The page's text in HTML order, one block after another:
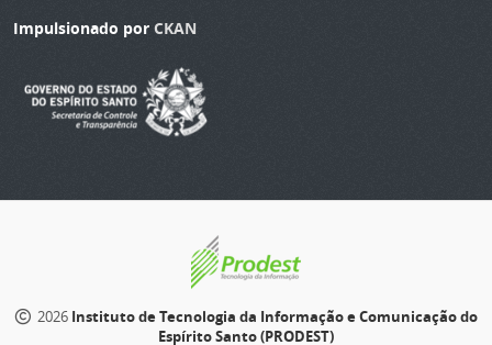
Impulsionado por CKAN
2026 Instituto de Tecnologia da Informação e Comunicação do
Espírito Santo (PRODEST)